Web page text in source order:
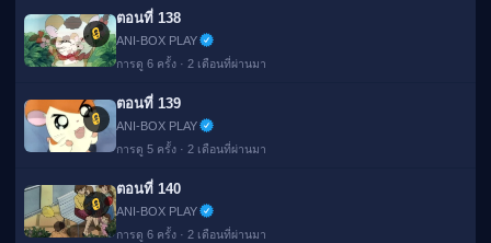
🔒
ตอนที่ 138
ANI-BOX PLAY
การดู 6 ครั้ง · 2 เดือนที่ผ่านมา
🔒
ตอนที่ 139
ANI-BOX PLAY
การดู 5 ครั้ง · 2 เดือนที่ผ่านมา
🔒
ตอนที่ 140
ANI-BOX PLAY
การดู 6 ครั้ง · 2 เดือนที่ผ่านมา